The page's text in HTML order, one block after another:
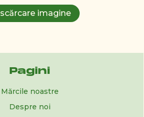
imagine
Pagini
Mărcile noastre
Despre noi